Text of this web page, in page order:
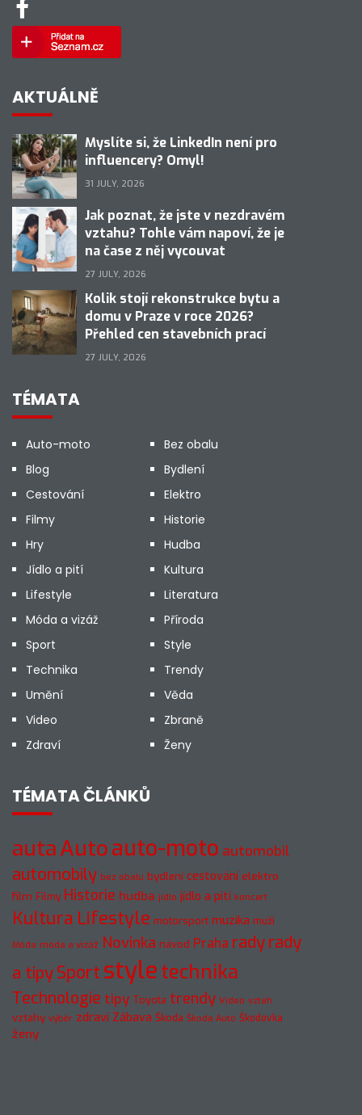
AKTUÁLNĚ
Myslíte si, že LinkedIn není pro
influencery? Omyl!
31 JULY, 2026
Jak poznat, že jste v nezdravém
vztahu? Tohle vám napoví, že je
na čase z něj vycouvat
27 JULY, 2026
Kolik stojí rekonstrukce bytu a
domu v Praze v roce 2026?
Přehled cen stavebních prací
27 JULY, 2026
TÉMATA
Auto-moto
Bez obalu
Blog
Bydlení
Cestování
Elektro
Filmy
Historie
Hry
Hudba
Jídlo a pití
Kultura
Lifestyle
Literatura
Móda a vizáž
Příroda
Sport
Style
Technika
Trendy
Umění
Věda
Video
Zbraně
Zdraví
Ženy
TÉMATA ČLÁNKŮ
autaAutoauto-moto automobil
automobily bez obalu bydlení cestování elektro
film Filmy Historie hudba jídlo jídlo a pití koncert
Kultura Lifestyle motorsport muzika muži
Móda móda a vizáž Novinka návod Praha radyrady
a tipySport styletechnika
Technologie tipy Toyota trendy Video vztah
vztahy výběr zdraví Zábava Škoda Škoda Auto Škodovka
ženy